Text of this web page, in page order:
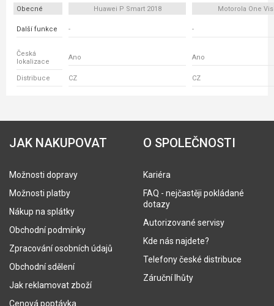
Obecné Huawei P Smart 2018 Motorola One
Další funkce - -
Česká
lokalizace
Ano Ano
Distribuce CZ CZ
JAK NAKUPOVAT
Možnosti dopravy
Možnosti platby
Nákup na splátky
Obchodní podmínky
Zpracování osobních údajů
Obchodní sdělení
Jak reklamovat zboží
Cenová poptávka
O SPOLEČNOSTI
Kariéra
FAQ - nejčastěji pokládané
dotazy
Autorizované servisy
Kde nás najdete?
Telefony české distribuce
Záruční lhůty